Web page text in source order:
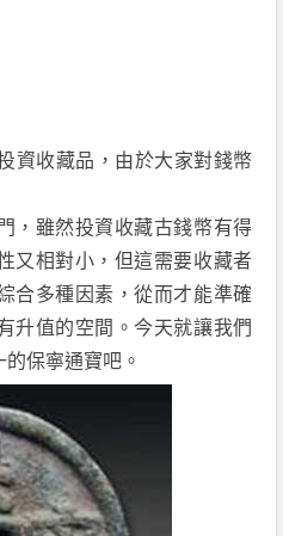
資收藏品，由於大家對錢幣
，雖然投資收藏古錢幣有得
又相對小，但這需要收藏者
合多種因素，從而才能準確
升值的空間。今天就讓我們
保寧通寶吧。